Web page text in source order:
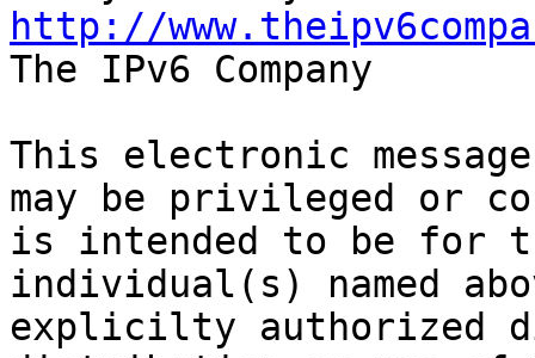
http://
The IPv6 Company
This electronic
may be privileged or
is intended to be for
individual(s) named
explicilty authorized